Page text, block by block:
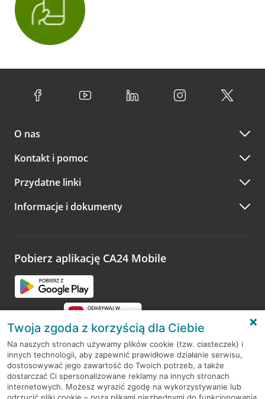
O nas
Kontakt i pomoc
Przydatne linki
Informacje i dokumenty
Pobierz aplikację CA24 Mobile
RODO
Regulamin serwisu
Twoja zgoda z korzyścią dla Ciebie
Na naszych stronach używamy plików cookie (tzw. ciasteczek) i
innych technologii, aby zapewnić prawidłowe działanie serwisu,
dostosowywać jego zawartość do Twoich potrzeb, a także
dostarczać Ci spersonalizowane reklamy na innych stronach
internetowych. Możesz wyrazić zgodę na wykorzystywanie lub